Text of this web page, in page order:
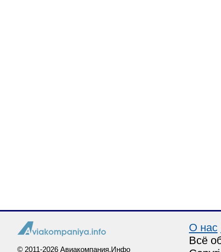
© 2011-2026 Авиакомпания.Инфо
О нас
Всё